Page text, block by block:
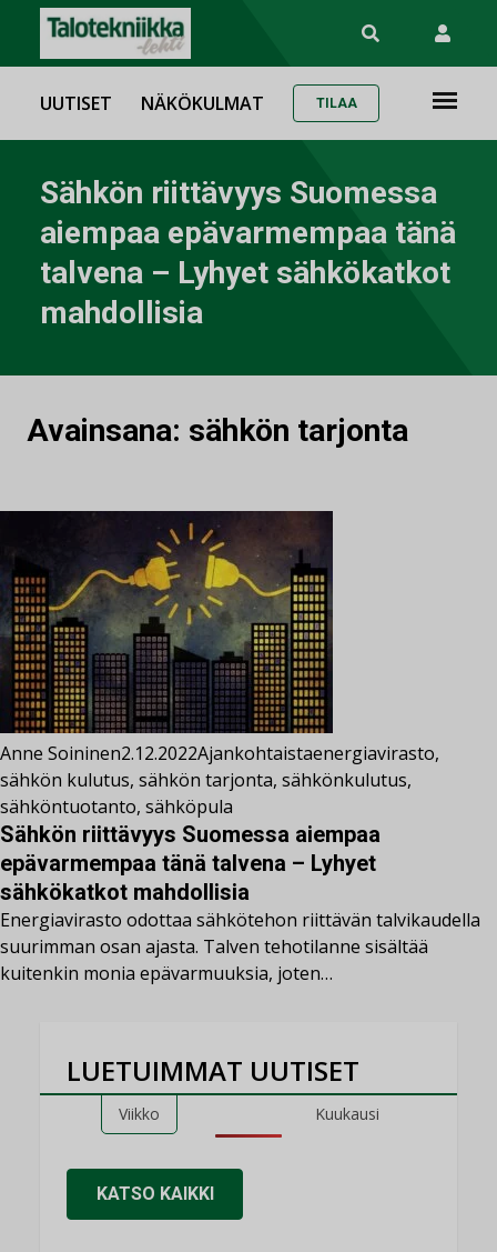
UUTISET NÄKÖKULMAT TILAA
Sähkön riittävyys Suomessa
aiempaa epävarmempaa tänä
talvena – Lyhyet sähkökatkot
mahdollisia
Avainsana: sähkön tarjonta
Anne Soininen2.12.2022Ajankohtaistaenergiavirasto,
sähkön kulutus, sähkön tarjonta, sähkönkulutus,
sähköntuotanto, sähköpula
Sähkön riittävyys Suomessa aiempaa
epävarmempaa tänä talvena – Lyhyet
sähkökatkot mahdollisia
Energiavirasto odottaa sähkötehon riittävän talvikaudella
suurimman osan ajasta. Talven tehotilanne sisältää
kuitenkin monia epävarmuuksia, joten…
LUETUIMMAT UUTISET
Viikko Kuukausi
KATSO KAIKKI